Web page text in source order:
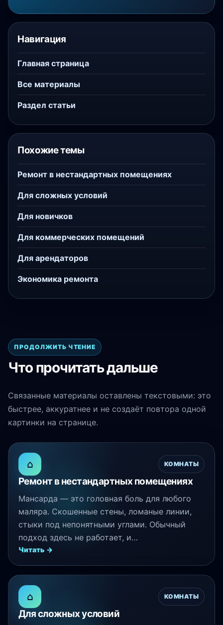
Навигация
Главная страница
Все материалы
Раздел статьи
Похожие темы
Ремонт в нестандартных помещениях
Для сложных условий
Для новичков
Для коммерческих помещений
Для арендаторов
Экономика ремонта
ПРОДОЛЖИТЬ ЧТЕНИЕ
Что прочитать дальше
Связанные материалы оставлены текстовыми: это
быстрее, аккуратнее и не создаёт повтора одной
картинки на странице.
⌂ КОМНАТЫ
Ремонт в нестандартных помещениях
Мансарда — это головная боль для любого
маляра. Скошенные стены, ломаные линии,
стыки под непонятными углами. Обычный
подход здесь не работает, и…
Читать →
⌂ КОМНАТЫ
Для сложных условий